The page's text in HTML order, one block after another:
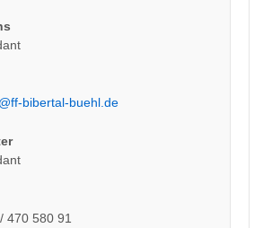
bibertal-buehl.de
470 580 91